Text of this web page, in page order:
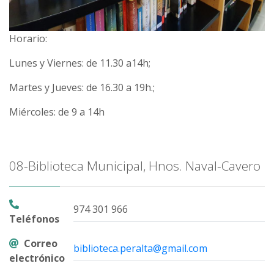
Horario:
Lunes y Viernes: de 11.30 a14h;
Martes y Jueves: de 16.30 a 19h.;
Miércoles: de 9 a 14h
08-Biblioteca Municipal, Hnos. Naval-Cavero
Teléfonos
974 301 966
Correo
electrónico
biblioteca.peralta@gmail.com